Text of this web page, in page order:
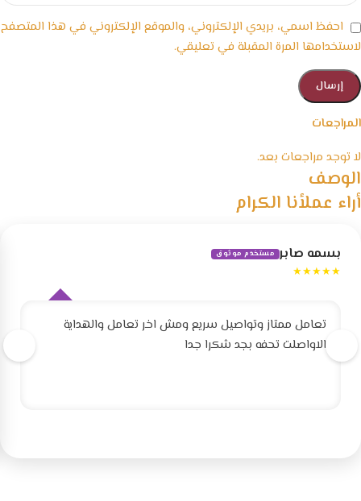
المراجعات
لا توجد مراجعات بعد.
احفظ اسمي، بريدي الإلكتروني، والموقع الإلكتروني في هذا المتصفح
لاستخدامها المرة المقبلة في تعليقي.
الوصف
أراء عملأنا الكرام
بسمه صابر مستخدم موثوق
★★★★★
تعامل ممتاز وتواصيل سريع ومش اخر تعامل والهداية
الاواصلت تحفه بجد شكرا جدا